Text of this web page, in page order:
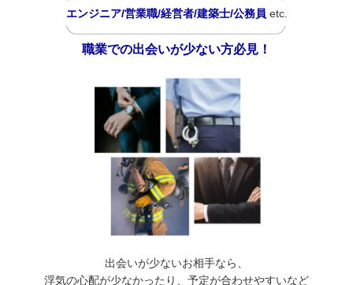
エンジニア/営業職/経営者/建築士/公務員 etc.
職業での出会いが少ない方必見！
出会いが少ないお相手なら、
浮気の心配が少なかったり、予定が合わせやすいなど